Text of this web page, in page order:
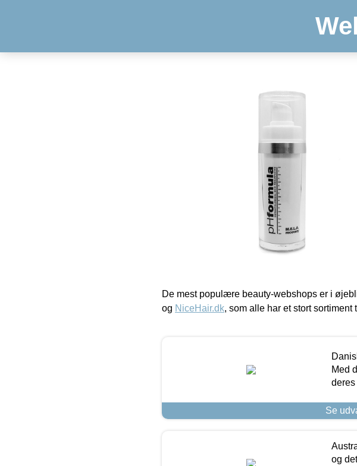
De mest populære beauty-webshops er i
og NiceHair.dk, som alle har et stort sortiment
Med
deres
Se
og